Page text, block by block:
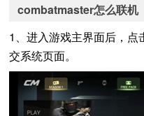
combatmaster怎么联机
1、进入游戏主界面后，
交系统页面。